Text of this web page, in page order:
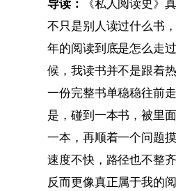
不只是别人读过什么书
年的阅读到底是怎么走
候，我读书并不是跟着
一份完整书单稳稳往前
是，碰到一本书，被里
一本，再顺着一个问题
速度不快，路径也不整
反而更像真正属于我的阅